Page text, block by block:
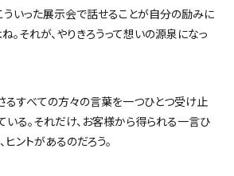
ういった展示会で話せることが自分の励みに
。それが、やりきろうって想いの源泉になっ
るすべての方々の言葉を一つひとつ受け止
いる。それだけ、お客様から得られる一言ひ
ントがあるのだろう。